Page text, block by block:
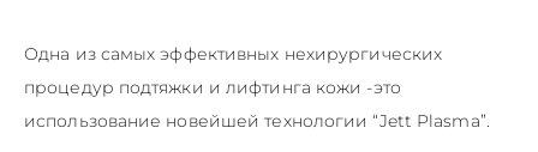
Одна из самых эффективных нехирургических
процедур подтяжки и лифтинга кожи -это
использование новейшей технологии “Jett Plasma”.